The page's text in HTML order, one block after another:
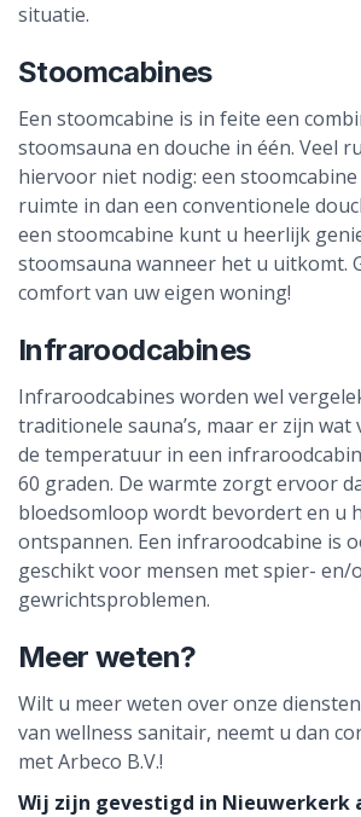
situatie.
Stoomcabines
Een stoomcabine is in feite een
stoomsauna en douche in één. Veel
hiervoor niet nodig: een
ruimte in dan een conventionele
een stoomcabine kunt u heerlijk
stoomsauna wanneer het u uitkomt.
comfort van uw eigen woning!
Infraroodcabines
Infraroodcabines worden wel
traditionele sauna’s, maar er zijn wat
de temperatuur in een
60 graden. De warmte zorgt ervoor
bloedsomloop wordt bevordert en u
ontspannen. Een infraroodcabine is
geschikt voor mensen met spier- en/
gewrichtsproblemen.
Meer weten?
Wilt u meer weten over onze
van wellness sanitair, neemt u dan
met Arbeco B.V.!
Wij zijn gevestigd in Nieuwerkerk